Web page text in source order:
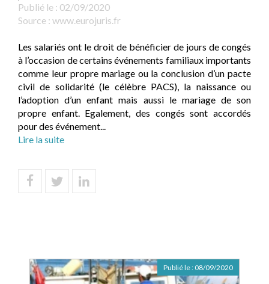
Publié le : 02/09/2020
Source : www.eurojuris.fr
Les salariés ont le droit de bénéficier de jours de congés
à l’occasion de certains événements familiaux importants
comme leur propre mariage ou la conclusion d’un pacte
civil de solidarité (le célèbre PACS), la naissance ou
l’adoption d’un enfant mais aussi le mariage de son
propre enfant. Egalement, des congés sont accordés
pour des événement...
Lire la suite
Publié le : 08/09/2020